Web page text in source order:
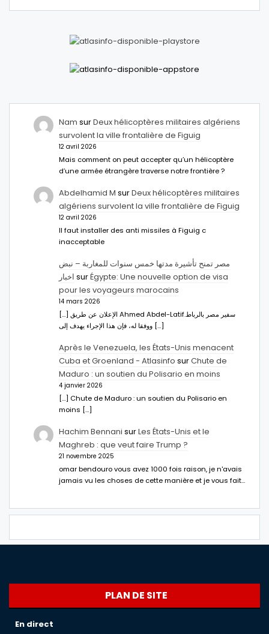
Nam surDeux hélicoptères militaires algériens
survolent la ville frontalière de Figuig
12 avril 2026
Mais comment on peut accepter qu’un hélicoptère
d’une armée étrangère traverse notre frontière ?
Abdelhamid M surDeux hélicoptères militaires
algériens survolent la ville frontalière de Figuig
12 avril 2026
Il faut installer des anti missiles à Figuig c
inacceptable
مصر تمنح تأشيرة مدتها خمس سنوات للمغاربة – نبض
اخبار surÉgypte: Une nouvelle option de visa
pour les voyageurs marocains
14 mars 2026
[…] الإعلان عن طريق Ahmed Abdel-Latifسفير مصر بالرباط.
ووفقا له، فإن هذا الإجراء يهدف إلى […]
Après le Venezuela, les États-Unis menacent
Cuba et Groenland - Atlasinfo surChute de
Maduro : un soutien du Polisario en moins
4 janvier 2026
[…] Chute de Maduro : un soutien du Polisario en
moins […]
Hachim Bennani surLes États-Unis et le
Maghreb : que veut faire Trump ?
21 novembre 2025
omar bendouro vous avez 1000 fois raison, je n'avais
jamais vu les choses de cette manière et je vous fait…
PLAN DE SITE
En direct